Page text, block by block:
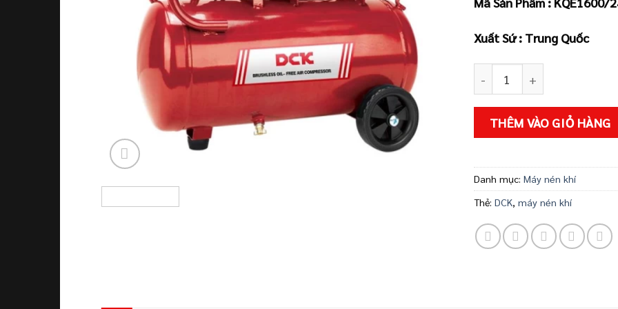
Xuất Sứ : Trung Quốc
THÊM VÀO GIỎ HÀNG
Danh mục: Máy nén khí
Thẻ: DCK, máy nén khí